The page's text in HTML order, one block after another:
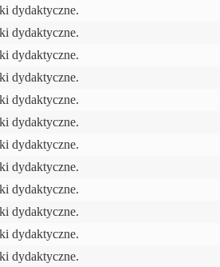
dydaktyczne.
dydaktyczne.
dydaktyczne.
dydaktyczne.
dydaktyczne.
dydaktyczne.
dydaktyczne.
dydaktyczne.
dydaktyczne.
dydaktyczne.
dydaktyczne.
dydaktyczne.